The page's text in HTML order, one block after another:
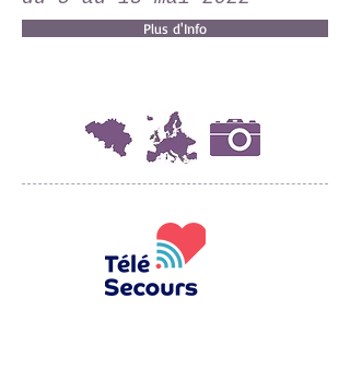
Plus d'Info